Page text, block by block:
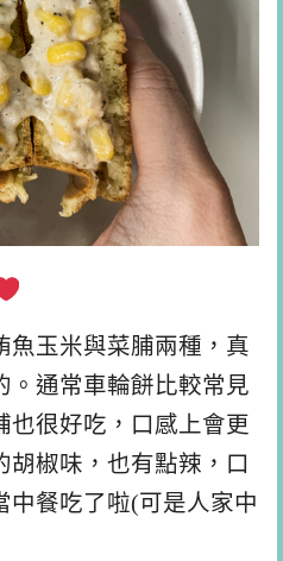
魚玉米與菜脯兩種，真
。通常車輪餅比較常見
也很好吃，口感上會更
胡椒味，也有點辣，口
中餐吃了啦(可是人家中